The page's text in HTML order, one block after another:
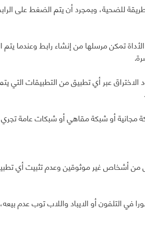
للضحية، وبمجرد أن يتم الضغط على
تمكن مرسلها من إنشاء رابط وعندما
الاختراق عبر أي تطبيق من التطبيقات التي
مجانية أو شبكة مقاهي أو شبكات عامة تجري
من أشخاص غير موثوقين وعدم تثبيت أي
التلفون أو الايباد واللاب توب عدم